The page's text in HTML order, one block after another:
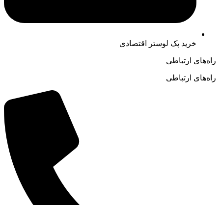
خرید پک لوستر اقتصادی
راه‌های ارتباطی
راه‌های ارتباطی